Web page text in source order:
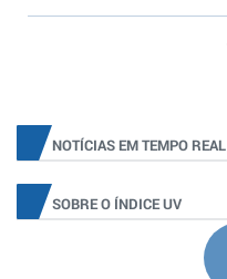
NOTÍCIAS EM TEMPO REAL
SOBRE O ÍNDICE UV